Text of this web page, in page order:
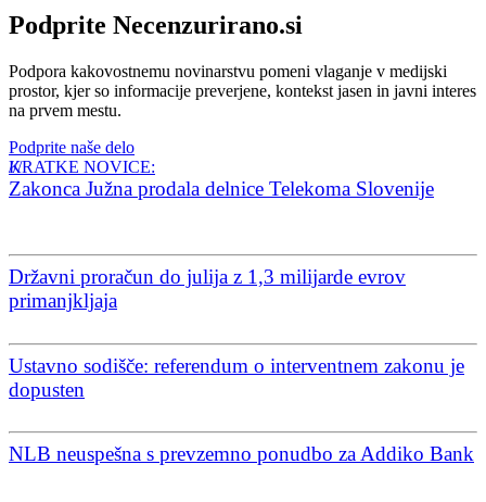
Podprite Necenzurirano.si
Podpora kakovostnemu novinarstvu pomeni vlaganje v medijski
prostor, kjer so informacije preverjene, kontekst jasen in javni interes
na prvem mestu.
Podprite naše delo
KRATKE NOVICE:
Zakonca Južna prodala delnice Telekoma Slovenije
Državni proračun do julija z 1,3 milijarde evrov
primanjkljaja
Ustavno sodišče: referendum o interventnem zakonu je
dopusten
NLB neuspešna s prevzemno ponudbo za Addiko Bank